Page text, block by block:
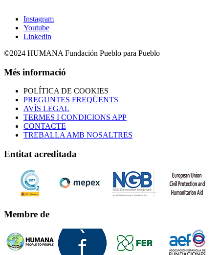
Instagram
Youtube
Linkedin
©2024 HUMANA Fundación Pueblo para Pueblo
Més informació
POLÍTICA DE COOKIES
PREGUNTES FREQÜENTS
AVÍS LEGAL
TERMES I CONDICIONS APP
CONTACTE
TREBALLA AMB NOSALTRES
Entitat acreditada
Membre de